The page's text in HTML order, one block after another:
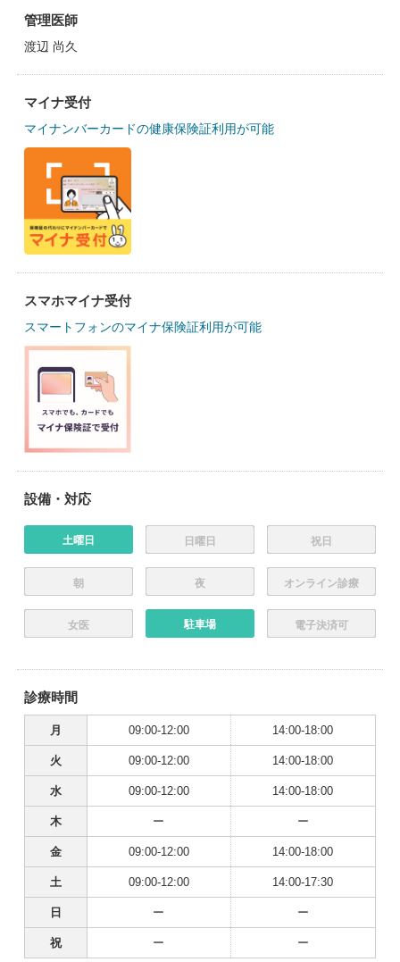
管理医師
渡辺 尚久
マイナ受付
マイナンバーカードの健康保険証利用が可能
スマホマイナ受付
スマートフォンのマイナ保険証利用が可能
設備・対応
土曜日 日曜日 祝日
朝 夜 オンライン診療
女医 駐車場 電子決済可
診療時間
月 09:00-12:00 14:00-18:00
火 09:00-12:00 14:00-18:00
水 09:00-12:00 14:00-18:00
木 ー ー
金 09:00-12:00 14:00-18:00
土 09:00-12:00 14:00-17:30
日 ー ー
祝 ー ー